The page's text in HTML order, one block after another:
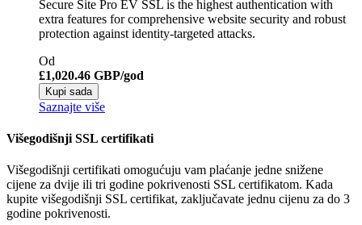
Secure Site Pro EV SSL is the highest authentication with
extra features for comprehensive website security and robust
protection against identity-targeted attacks.
Od
£1,020.46 GBP/god
Kupi sada
Saznajte više
Višegodišnji SSL certifikati
Višegodišnji certifikati omogućuju vam plaćanje jedne snižene
cijene za dvije ili tri godine pokrivenosti SSL certifikatom. Kada
kupite višegodišnji SSL certifikat, zaključavate jednu cijenu za do 3
godine pokrivenosti.